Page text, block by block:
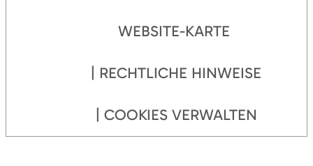
WEBSITE-KARTE
RECHTLICHE HINWEISE
COOKIES VERWALTEN